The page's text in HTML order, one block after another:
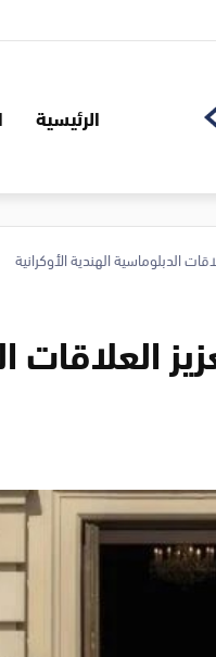
الرئيسية
الدبلوماسية الهندية الأوكرانية
العلاقات